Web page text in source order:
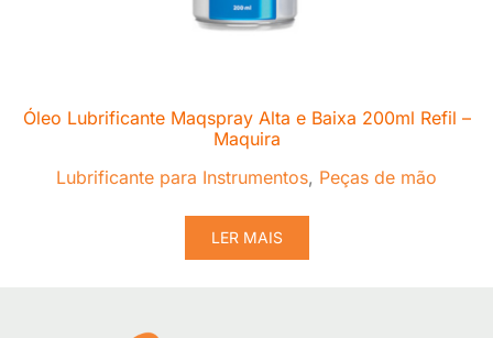
Óleo Lubrificante Maqspray Alta e Baixa 200ml Refil –
Maquira
Lubrificante para Instrumentos, Peças de mão
LER MAIS